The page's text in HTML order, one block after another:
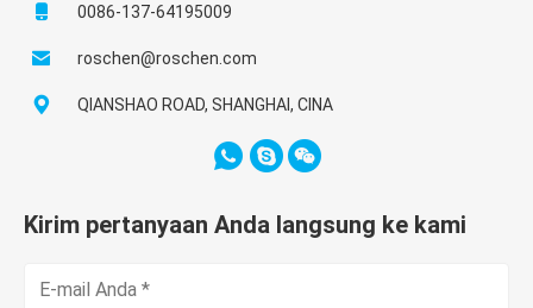
0086-137-64195009
roschen@roschen.com
QIANSHAO ROAD, SHANGHAI, CINA
Kirim pertanyaan Anda langsung ke kami